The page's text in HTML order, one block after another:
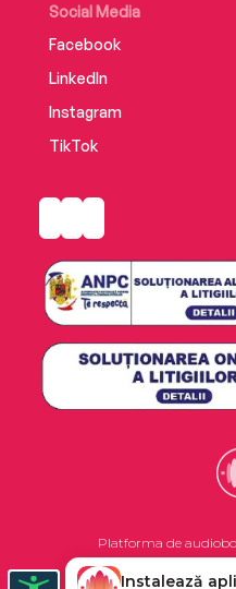
Social Media
Facebook
LinkedIn
Instagram
TikTok
Platforma de
Instalează